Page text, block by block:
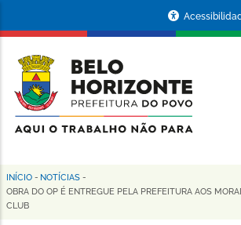
conteúdo
principal
da
Prefeitura
de
Horizonte
Trilha
de
INÍCIO - NOTÍCIAS -
OBRA DO OP É ENTREGUE PELA PREFEITURA AOS
CLUB